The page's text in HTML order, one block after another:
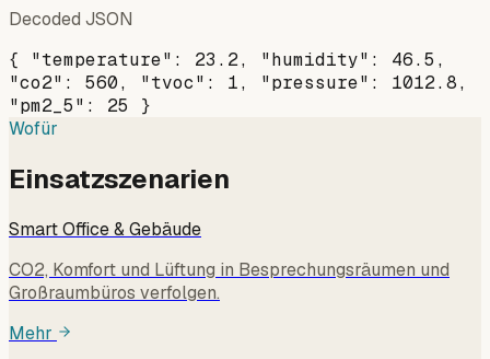
Decoded JSON
{ "temperature": 23.2, "humidity": 46.5,
"co2": 560, "tvoc": 1, "pressure": 1012.8,
"pm2_5": 25 }
Wofür
Einsatzszenarien
Smart Office & Gebäude
CO2, Komfort und Lüftung in Besprechungsräumen und
Großraumbüros verfolgen.
Mehr